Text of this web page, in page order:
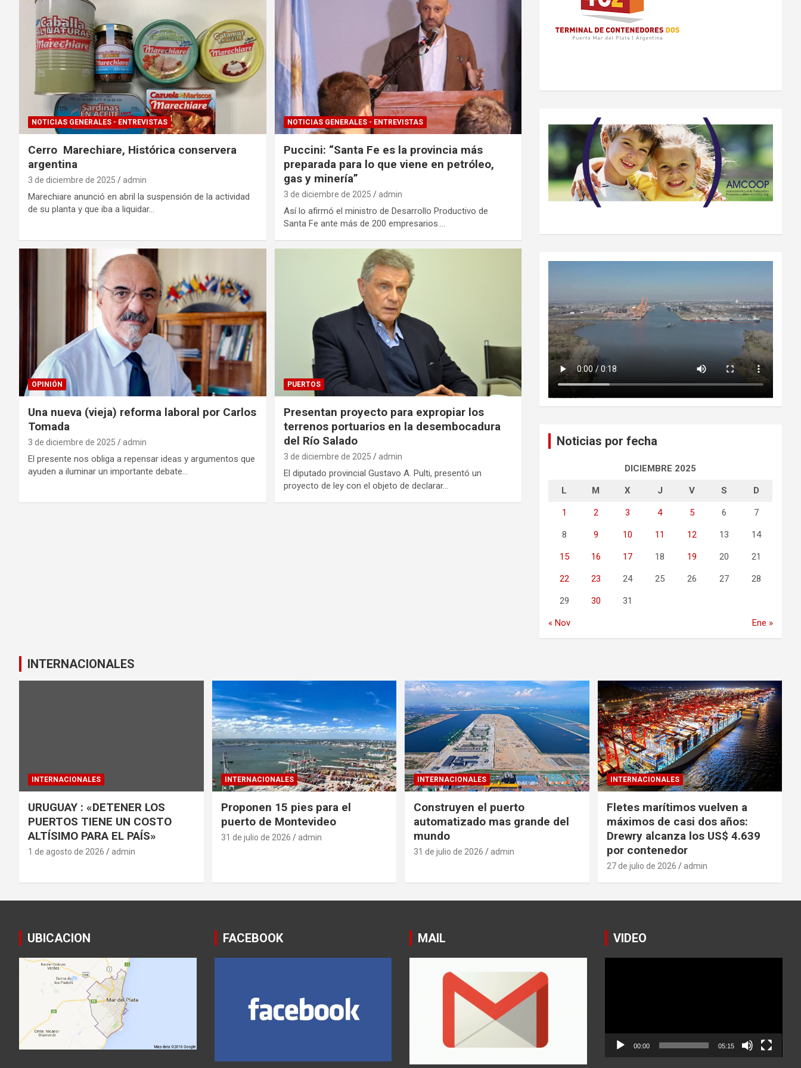
NOTICIAS GENERALES - ENTREVISTAS
Cerro Marechiare, Histórica conservera
argentina
3 de diciembre de 2025 admin
Marechiare anunció en abril la suspensión de la actividad
de su planta y que iba a liquidar…
NOTICIAS GENERALES - ENTREVISTAS
Puccini: “Santa Fe es la provincia más
preparada para lo que viene en petróleo,
gas y minería”
3 de diciembre de 2025 admin
Así lo afirmó el ministro de Desarrollo Productivo de
Santa Fe ante más de 200 empresarios.…
OPINIÓN
Una nueva (vieja) reforma laboral por Carlos
Tomada
3 de diciembre de 2025 admin
El presente nos obliga a repensar ideas y argumentos que
ayuden a iluminar un importante debate…
PUERTOS
Presentan proyecto para expropiar los
terrenos portuarios en la desembocadura
del Río Salado
3 de diciembre de 2025 admin
El diputado provincial Gustavo A. Pulti, presentó un
proyecto de ley con el objeto de declarar…
Noticias por fecha
DICIEMBRE 2025
L M X J V S D
1 2 3 4 5 6 7
8 9 10 11 12 13 14
15 16 17 18 19 20 21
22 23 24 25 26 27 28
29 30 31
« Nov Ene »
INTERNACIONALES
INTERNACIONALES
URUGUAY : «DETENER LOS
PUERTOS TIENE UN COSTO
ALTÍSIMO PARA EL PAÍS»
1 de agosto de 2026 admin
INTERNACIONALES
Proponen 15 pies para el
puerto de Montevideo
31 de julio de 2026 admin
INTERNACIONALES
Construyen el puerto
automatizado mas grande del
mundo
31 de julio de 2026 admin
INTERNACIONALES
Fletes marítimos vuelven a
máximos de casi dos años:
Drewry alcanza los US$ 4.639
por contenedor
27 de julio de 2026 admin
UBICACION FACEBOOK MAIL VIDEO
00:00 05:15